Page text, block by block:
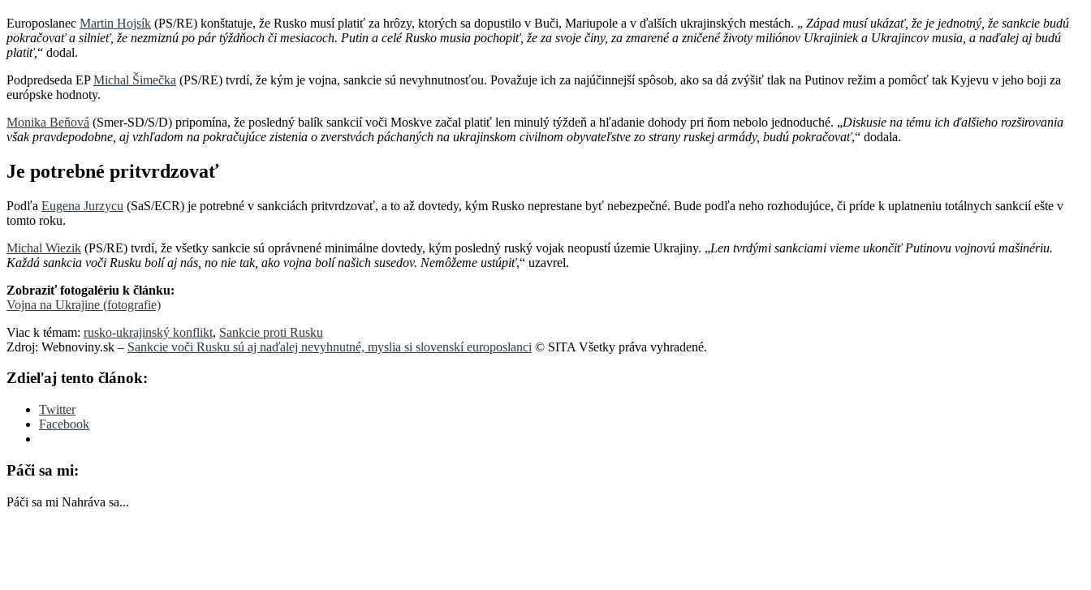
Europoslanec Martin Hojsík (PS/RE) konštatuje, že Rusko musí platiť za hrôzy, ktorých sa dopustilo v Buči, Mariupole a v ďalších ukrajinských mestách. „ Západ musí ukázať, že je jednotný, že sankcie budú
pokračovať a silnieť, že nezmiznú po pár týždňoch či mesiacoch. Putin a celé Rusko musia pochopiť, že za svoje činy, za zmarené a zničené životy miliónov Ukrajiniek a Ukrajincov musia, a naďalej aj budú
platiť,“ dodal.
Podpredseda EPMichal Šimečka (PS/RE) tvrdí, že kým je vojna, sankcie sú nevyhnutnosťou. Považuje ich za najúčinnejší spôsob, ako sa dá zvýšiť tlak na Putinov režim a pomôcť tak Kyjevu v jeho boji za
európske hodnoty.
Monika Beňová (Smer-SD/S/D) pripomína, že posledný balík sankcií voči Moskve začal platiť len minulý týždeň a hľadanie dohody pri ňom nebolo jednoduché. „Diskusie na tému ich ďalšieho rozširovania
však pravdepodobne, aj vzhľadom na pokračujúce zistenia o zverstvách páchaných na ukrajinskom civilnom obyvateľstve zo strany ruskej armády, budú pokračovať,“ dodala.
Je potrebné pritvrdzovať
Podľa Eugena Jurzycu (SaS/ECR) je potrebné v sankciách pritvrdzovať, a to až dovtedy, kým Rusko neprestane byť nebezpečné. Bude podľa neho rozhodujúce, či príde k uplatneniu totálnych sankcií ešte v
tomto roku.
Michal Wiezik (PS/RE) tvrdí, že všetky sankcie sú oprávnené minimálne dovtedy, kým posledný ruský vojak neopustí územie Ukrajiny. „Len tvrdými sankciami vieme ukončiť Putinovu vojnovú mašinériu.
Každá sankcia voči Rusku bolí aj nás, no nie tak, ako vojna bolí našich susedov. Nemôžeme ustúpiť,“ uzavrel.
Zobraziť fotogalériu k článku:
Vojna na Ukrajine (fotografie)
Viac k témam: rusko-ukrajinský konflikt, Sankcie proti Rusku
Zdroj: Webnoviny.sk – Sankcie voči Rusku sú aj naďalej nevyhnutné, myslia si slovenskí europoslanci © SITA Všetky práva vyhradené.
Zdieľaj tento článok:
Twitter
Facebook
Páči sa mi:
Páči sa mi Nahráva sa...